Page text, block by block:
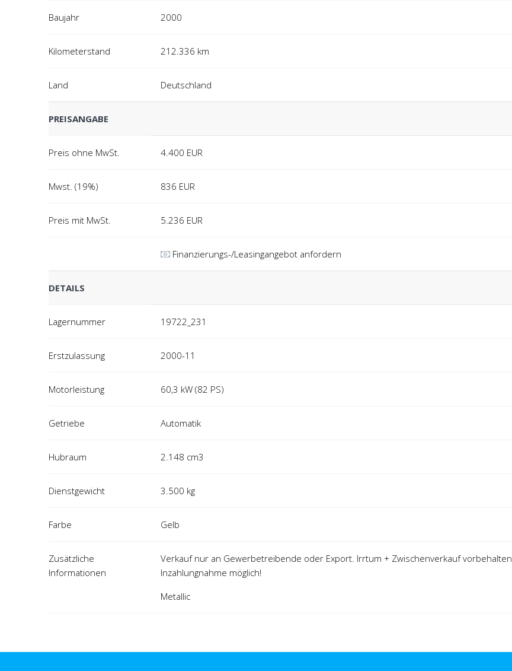
Baujahr 2000
Kilometerstand 212.336 km
Land Deutschland
PREISANGABE
Preis ohne MwSt. 4.400 EUR
Mwst. (19%) 836 EUR
Preis mit MwSt. 5.236 EUR
Finanzierungs-/Leasingangebot anfordern
DETAILS
Lagernummer 19722_231
Erstzulassung 2000-11
Motorleistung 60,3 kW (82 PS)
Getriebe Automatik
Hubraum 2.148 cm3
Dienstgewicht 3.500 kg
Farbe Gelb
Zusätzliche
Informationen
Verkauf nur an Gewerbetreibende oder Export. Irrtum + Zwischenverkauf vorbehalten.
Inzahlungnahme möglich!
Metallic